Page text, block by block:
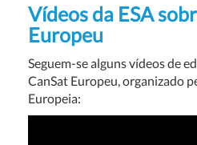
Vídeos da ESA
Europeu
Seguem-se alguns vídeos de
CanSat Europeu, organizado
Europeia: